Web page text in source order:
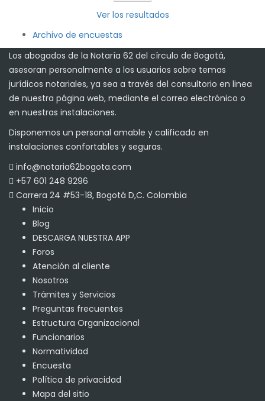
Ver los resultados
Archivo de encuestas
Los abogados de la Notaría 62 del círculo de Bogotá,
asesoran personalmente a los usuarios sobre temas
jurídicos notariales, ya sea a través del consultorio en linea
de nuestra página web, mediante el correo electrónico o
en nuestras instalaciones.
Disponemos un personal amable y calificado en
instalaciones confortables y seguras.
info@notaria62bogota.com
+57 601 248 9296
Carrera 24 #53-18, Bogotá D,C. Colombia
Inicio
Blog
DESCARGA NUESTRA APP
Foros
Atención al cliente
Nosotros
Trámites y Servicios
Preguntas frecuentes
Estructura Organizacional
Funcionarios
Normatividad
Encuesta
Política de privacidad
Mapa del sitio